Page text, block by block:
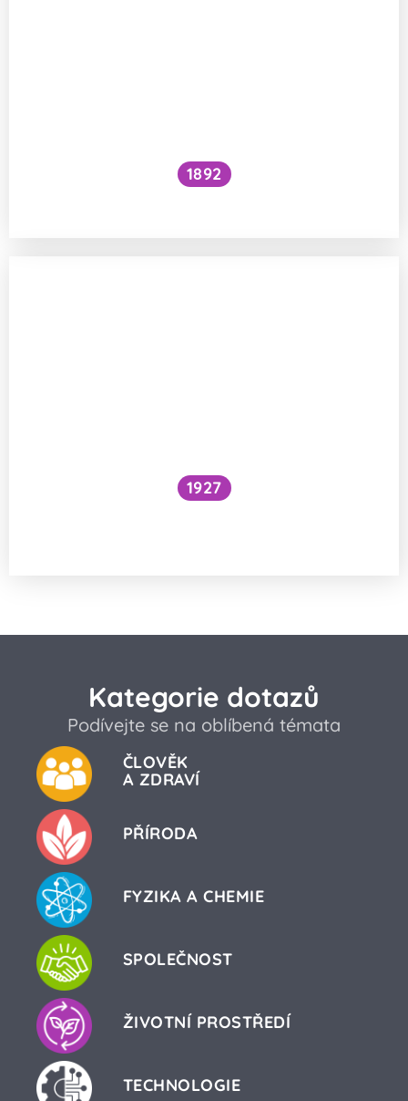
1892
1927
Kategorie dotazů
Podívejte se na oblíbená témata
ČLOVĚK
A ZDRAVÍ
PŘÍRODA
FYZIKA A CHEMIE
SPOLEČNOST
ŽIVOTNÍ PROSTŘEDÍ
TECHNOLOGIE